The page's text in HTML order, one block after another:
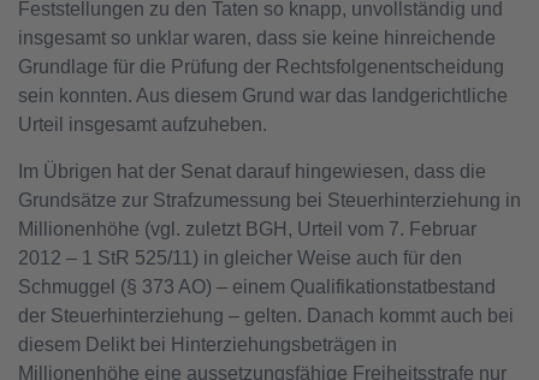
Feststellungen zu den Taten so knapp, unvollständig und
insgesamt so unklar waren, dass sie keine hinreichende
Grundlage für die Prüfung der Rechtsfolgenentscheidung
sein konnten. Aus diesem Grund war das landgerichtliche
Urteil insgesamt aufzuheben.
Im Übrigen hat der Senat darauf hingewiesen, dass die
Grundsätze zur Strafzumessung bei Steuerhinterziehung in
Millionenhöhe (vgl. zuletzt BGH, Urteil vom 7. Februar
2012 – 1 StR 525/11) in gleicher Weise auch für den
Schmuggel (§ 373 AO) – einem Qualifikationstatbestand
der Steuerhinterziehung – gelten. Danach kommt auch bei
diesem Delikt bei Hinterziehungsbeträgen in
Millionenhöhe eine aussetzungsfähige Freiheitsstrafe nur